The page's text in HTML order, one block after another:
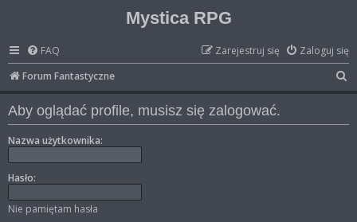
Mystica RPG
FAQ Zaloguj się
Zarejestruj się
Forum Fantastyczne
z
Aby oglądać profile, musisz się zalogować.
Nazwa użytkownika:
Hasło:
Nie pamiętam hasła